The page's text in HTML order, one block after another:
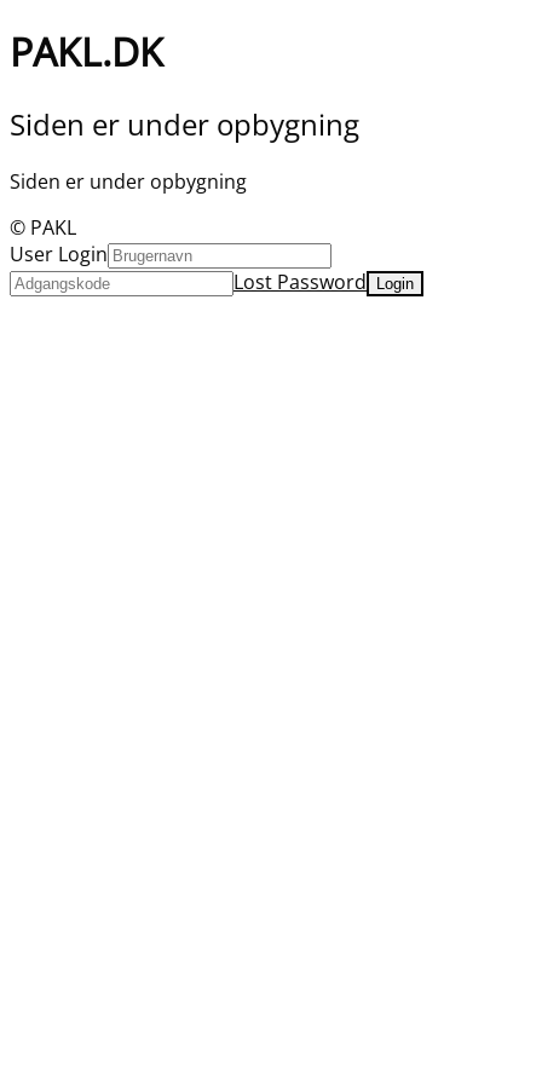
PAKL.DK
Siden er under opbygning
Siden er under opbygning
© PAKL
User Login
Lost Password